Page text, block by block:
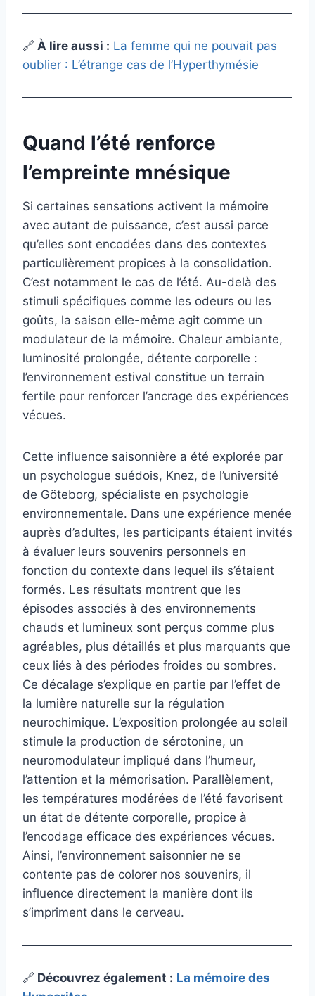
🔗 À lire aussi : La femme qui ne pouvait pas
oublier : L’étrange cas de l’Hyperthymésie
Quand l’été renforce
l’empreinte mnésique
Si certaines sensations activent la mémoire
avec autant de puissance, c’est aussi parce
qu’elles sont encodées dans des contextes
particulièrement propices à la consolidation.
C’est notamment le cas de l’été. Au-delà des
stimuli spécifiques comme les odeurs ou les
goûts, la saison elle-même agit comme un
modulateur de la mémoire. Chaleur ambiante,
luminosité prolongée, détente corporelle :
l’environnement estival constitue un terrain
fertile pour renforcer l’ancrage des expériences
vécues.
Cette influence saisonnière a été explorée par
un psychologue suédois, Knez, de l’université
de Göteborg, spécialiste en psychologie
environnementale. Dans une expérience menée
auprès d’adultes, les participants étaient invités
à évaluer leurs souvenirs personnels en
fonction du contexte dans lequel ils s’étaient
formés. Les résultats montrent que les
épisodes associés à des environnements
chauds et lumineux sont perçus comme plus
agréables, plus détaillés et plus marquants que
ceux liés à des périodes froides ou sombres.
Ce décalage s’explique en partie par l’effet de
la lumière naturelle sur la régulation
neurochimique. L’exposition prolongée au soleil
stimule la production de sérotonine, un
neuromodulateur impliqué dans l’humeur,
l’attention et la mémorisation. Parallèlement,
les températures modérées de l’été favorisent
un état de détente corporelle, propice à
l’encodage efficace des expériences vécues.
Ainsi, l’environnement saisonnier ne se
contente pas de colorer nos souvenirs, il
influence directement la manière dont ils
s’impriment dans le cerveau.
🔗 Découvrez également : La mémoire des